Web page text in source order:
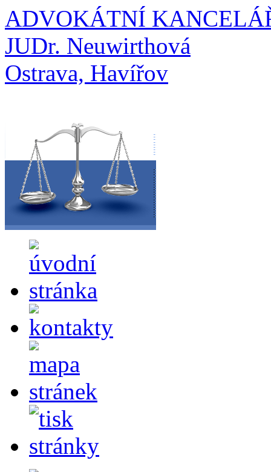
ADVOKÁTNÍ
JUDr. Neuwirthová
Ostrava, Havířov